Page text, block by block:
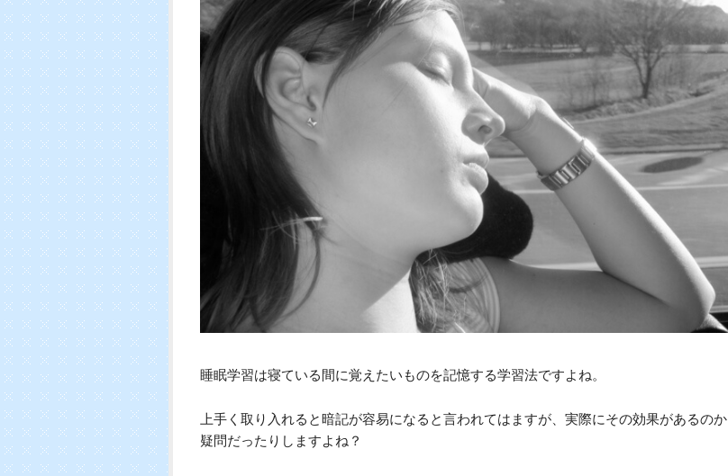
睡眠学習は寝ている間に覚えたいものを記憶する学習法ですよね。
上手く取り入れると暗記が容易になると言われてはますが、実際にその効果があるのか
疑問だったりしますよね？